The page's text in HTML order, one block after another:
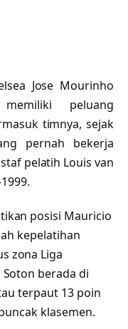
Jose Mourinho
peluang
timnya, sejak
pernah bekerja
pelatih Louis van
posisi Mauricio
kepelatihan
zona Liga
Soton berada di
terpaut 13 poin
klasemen.